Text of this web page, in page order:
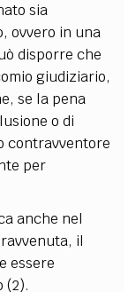
sia
ovvero in una
disporre che
giudiziario,
se la pena
o di
contravventore
per
anche nel
il
essere
(2).